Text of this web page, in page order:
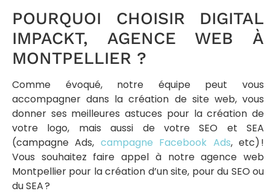
POURQUOI CHOISIR DIGITAL
IMPACKT, AGENCE WEB À
MONTPELLIER ?
Comme évoqué, notre équipe peut vous
accompagner dans la création de site web, vous
donner ses meilleures astuces pour la création de
votre logo, mais aussi de votre SEO et SEA
(campagne Ads, campagne Facebook Ads, etc) !
Vous souhaitez faire appel à notre agence web
Montpellier pour la création d’un site, pour du SEO ou
du SEA ?